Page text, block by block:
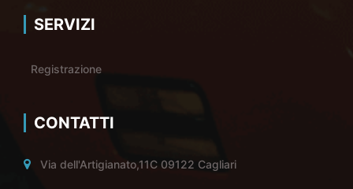
SERVIZI
Registrazione
CONTATTI
Via dell'Artigianato,11C 09122 Cagliari